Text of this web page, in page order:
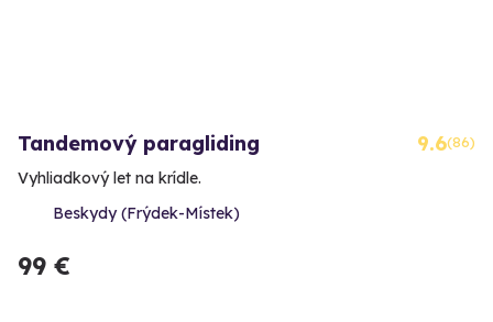
Tandemový paragliding 9.6(86)
Vyhliadkový let na krídle.
Beskydy (Frýdek-Místek)
99 €